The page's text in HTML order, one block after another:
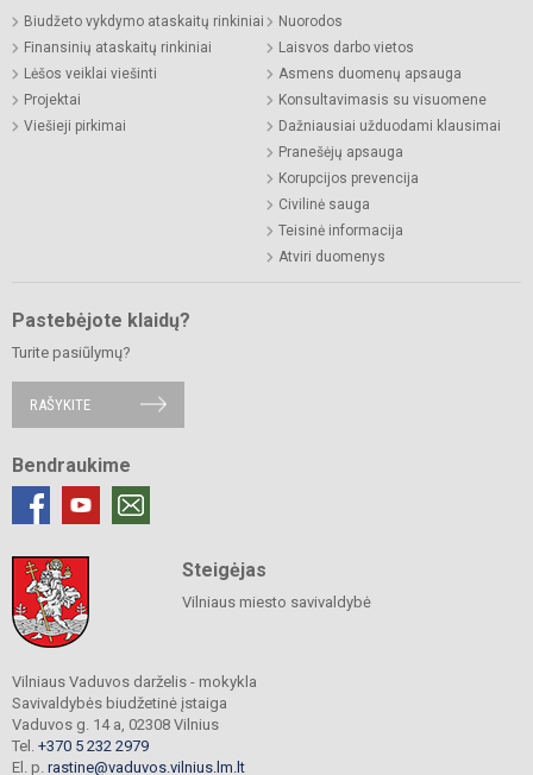
Biudžeto vykdymo ataskaitų rinkiniai
Finansinių ataskaitų rinkiniai
Lėšos veiklai viešinti
Projektai
Viešieji pirkimai
Nuorodos
Laisvos darbo vietos
Asmens duomenų apsauga
Konsultavimasis su visuomene
Dažniausiai užduodami klausimai
Pranešėjų apsauga
Korupcijos prevencija
Civilinė sauga
Teisinė informacija
Atviri duomenys
Pastebėjote klaidų?
Turite pasiūlymų?
RAŠYKITE
Bendraukime
Steigėjas
Vilniaus miesto savivaldybė
Vilniaus Vaduvos darželis - mokykla
Savivaldybės biudžetinė įstaiga
Vaduvos g. 14 a, 02308 Vilnius
Tel. +370 5 232 2979
El. p. rastine@vaduvos.vilnius.lm.lt